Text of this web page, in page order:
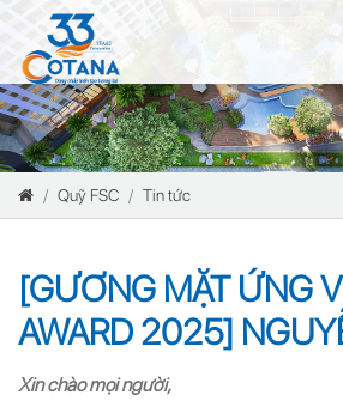
Quỹ FSC Tin tức
[GƯƠNG MẶT ỨNG
AWARD 2025]
Xin chào mọi người,